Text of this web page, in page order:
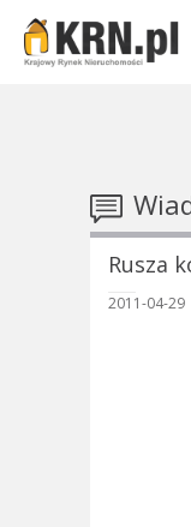
Rusza
2011-04-29